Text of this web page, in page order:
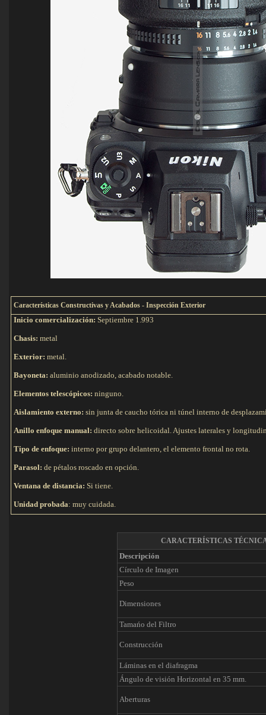
Características Constructivas y Acabados - Inspección Exterior
Inicio comercialización: Septiembre 1.993
Chasis: metal
Exterior: metal.
Bayoneta: aluminio anodizado, acabado notable.
Elementos telescópicos: ninguno.
Aislamiento externo: sin junta de caucho tórica ni túnel interno de
Anillo enfoque manual: directo sobre helicoidal. Ajustes laterales y
Tipo de enfoque: interno por grupo delantero, el elemento frontal no rota.
Parasol: de pétalos roscado en opción.
Ventana de distancia: Si tiene.
Unidad probada: muy cuidada.
CARACTERÍSTICAS
Descripción
Círculo de Imagen
Peso
Dimensiones
Tamańo del Filtro
Construcción
Láminas en el diafragma
Ángulo de visión Horizontal en 35 mm.
Aberturas